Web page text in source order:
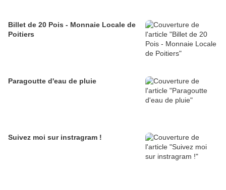
Billet de 20 Pois - Monnaie Locale de
Poitiers
Paragoutte d'eau de pluie
Suivez moi sur instragram !